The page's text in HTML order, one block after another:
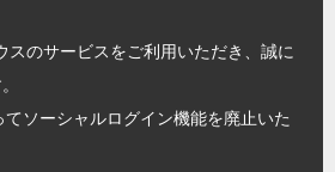
スのサービスをご利用いただき、誠に
ソーシャルログイン機能を廃止いた